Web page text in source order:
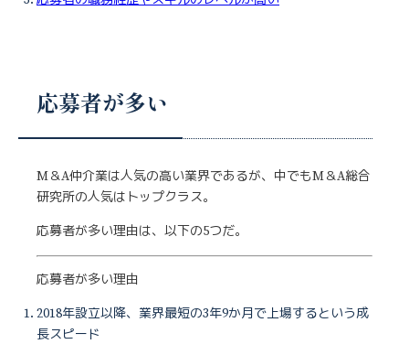
応募者が多い
M＆A仲介業は人気の高い業界であるが、中でもM＆A総合
研究所の人気はトップクラス。
応募者が多い理由は、以下の5つだ。
応募者が多い理由
2018年設立以降、業界最短の3年9か月で上場するという成
長スピード